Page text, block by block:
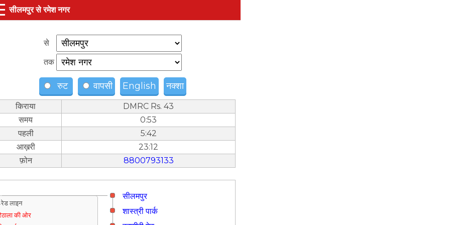
सीलमपुर से रमेश नगर
से
तक
रुट वापसी English नक्शा
किराया
DMRC Rs. 43
समय
0:53
पहली
5:42
आख़री
23:12
फ़ोन
8800793133
सीलमपुर
लाइन
की ओर
शास्त्री पार्क